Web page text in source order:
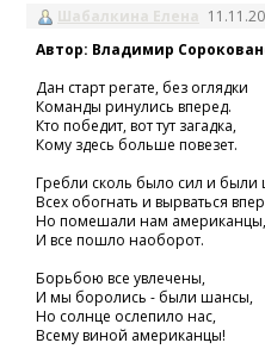
Шабалкина Елена
Автор: Владимир
Дан старт регате, без оглядки
Команды ринулись вперед.
Кто победит, вот тут загадка,
Кому здесь больше повезет.
Гребли сколь было сил и были
Всех обогнать и вырваться
Но помешали нам американцы,
И все пошло наоборот.
Борьбою все увлечены,
И мы боролись - были шансы,
Но солнце ослепило нас,
Всему виной американцы!